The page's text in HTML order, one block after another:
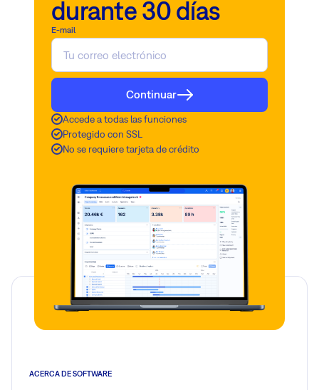
durante 30 días
E-mail
Continuar
Accede a todas las funciones
Protegido con SSL
No se requiere tarjeta de crédito
ACERCA DE SOFTWARE